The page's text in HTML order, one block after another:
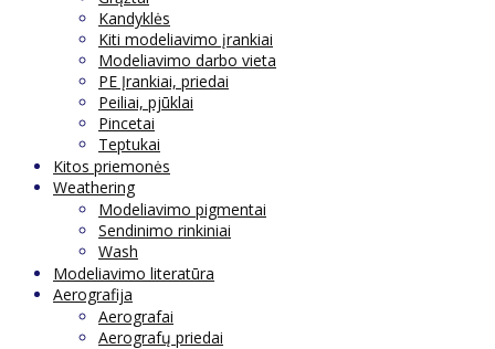
Kandyklės
Kiti modeliavimo įrankiai
Modeliavimo darbo vieta
PE Įrankiai, priedai
Peiliai, pjūklai
Pincetai
Teptukai
Kitos priemonės
Weathering
Modeliavimo pigmentai
Sendinimo rinkiniai
Wash
Modeliavimo literatūra
Aerografija
Aerografai
Aerografų priedai